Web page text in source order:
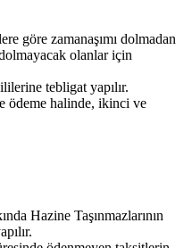
göre zamanaşımı dolmadan
olanlar için
tebligat yapılır.
ödeme halinde, ikinci ve
Hazine Taşınmazlarının